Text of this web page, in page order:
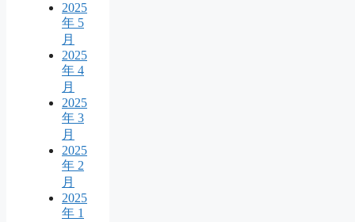
2025
年 5
月
2025
年 4
月
2025
年 3
月
2025
年 2
月
2025
年 1